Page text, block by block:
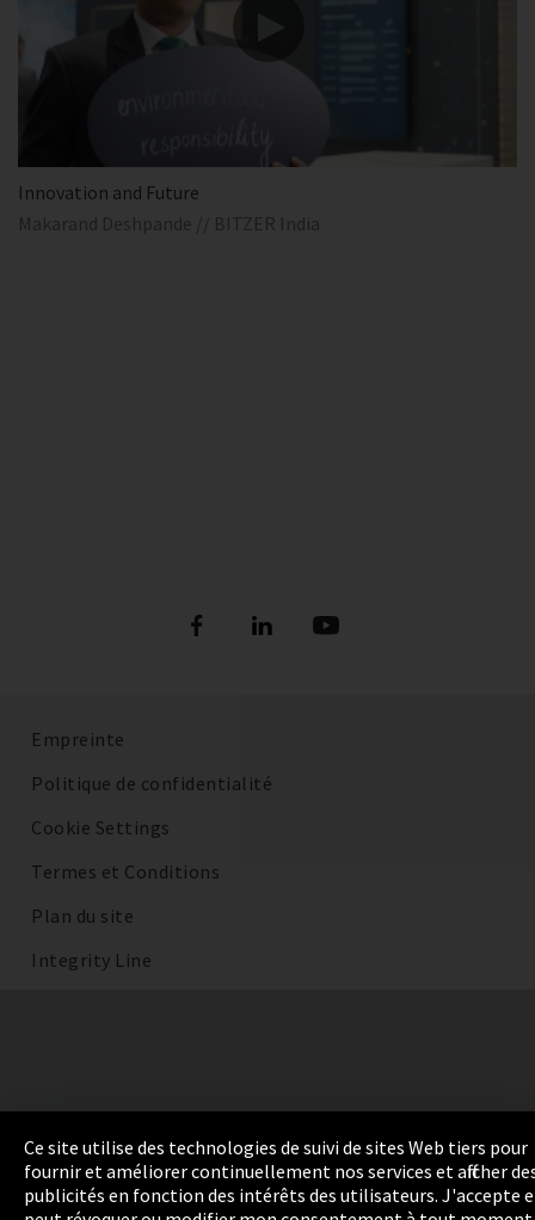
Innovation and Future
Makarand Deshpande // BITZER India
Empreinte
Politique de confidentialité
Cookie Settings
Termes et Conditions
Plan du site
Integrity Line
Ce site utilise des technologies de suivi de sites Web tiers pour
fournir et améliorer continuellement nos services et afficher
publicités en fonction des intérêts des utilisateurs. J'accepte